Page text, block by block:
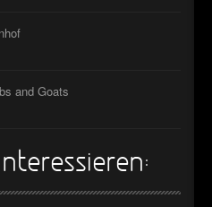
and Goats